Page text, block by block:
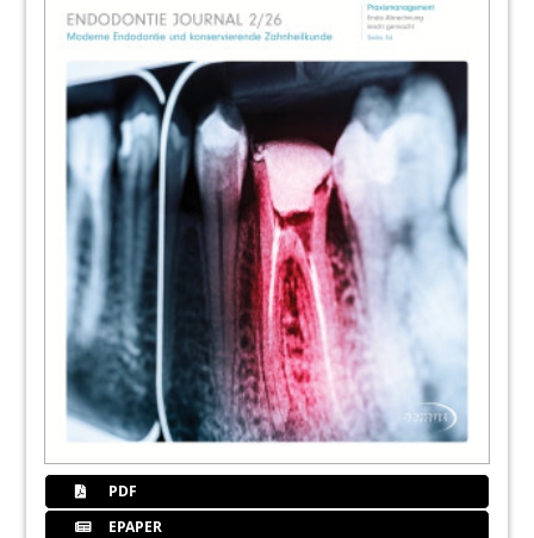
PDF
EPAPER